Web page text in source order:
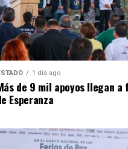
1 día ago
de 9 mil apoyos llegan a
Esperanza